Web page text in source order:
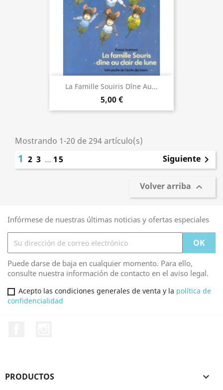
La Famille Souiris Dîne Au...
5,00 €
Mostrando 1-20 de 294 artículo(s)
1 2 3 … 15 Siguiente 
Volver arriba 
Infórmese de nuestras últimas noticias y ofertas especiales
Puede darse de baja en cualquier momento. Para ello,
consulte nuestra información de contacto en el aviso legal.
Acepto las condiciones generales de venta y la política de
confidencialidad
PRODUCTOS 